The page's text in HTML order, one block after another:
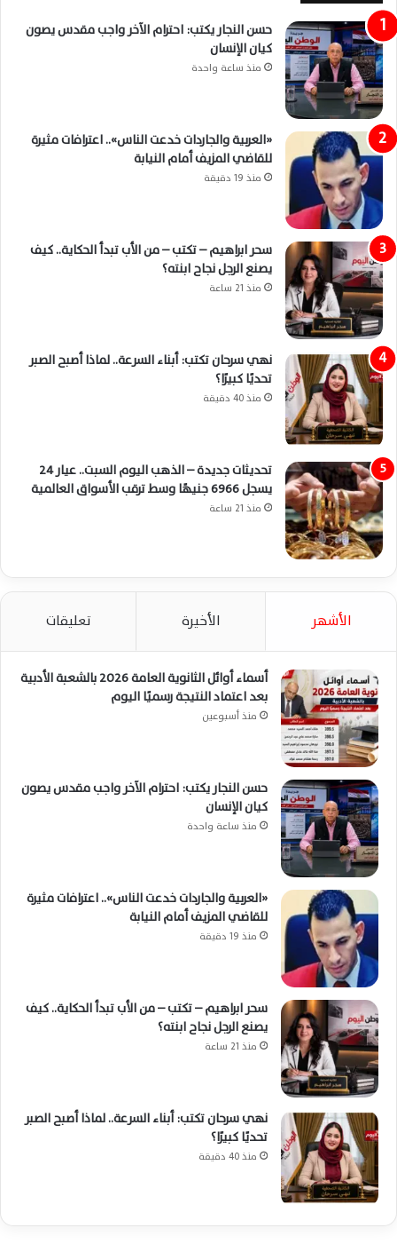
حسن النجار يكتب: احترام الآخر واجب مقدس يصون
كيان الإنسان
منذ ساعة واحدة
«العربية والجاردات خدعت الناس».. اعترافات مثيرة
للقاضي المزيف أمام النيابة
منذ 19 دقيقة
سحر ابراهيم – تكتب – من الأب تبدأ الحكاية.. كيف
يصنع الرجل نجاح ابنته؟
منذ 21 ساعة
نهي سرحان تكتب: أبناء السرعة.. لماذا أصبح الصبر
تحديًا كبيرًا؟
منذ 40 دقيقة
تحديثات جديدة – الذهب اليوم السبت.. عيار 24
يسجل 6966 جنيهًا وسط ترقب الأسواق العالمية
منذ 21 ساعة
الأشهر الأخيرة تعليقات
أسماء أوائل الثانوية العامة 2026 بالشعبة الأدبية
بعد اعتماد النتيجة رسميًا اليوم
منذ أسبوعين
حسن النجار يكتب: احترام الآخر واجب مقدس يصون
كيان الإنسان
منذ ساعة واحدة
«العربية والجاردات خدعت الناس».. اعترافات مثيرة
للقاضي المزيف أمام النيابة
منذ 19 دقيقة
سحر ابراهيم – تكتب – من الأب تبدأ الحكاية.. كيف
يصنع الرجل نجاح ابنته؟
منذ 21 ساعة
نهي سرحان تكتب: أبناء السرعة.. لماذا أصبح الصبر
تحديًا كبيرًا؟
منذ 40 دقيقة